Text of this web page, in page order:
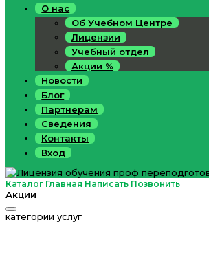
О нас
Об Учебном Центре
Лицензии
Учебный отдел
Акции %
Новости
Блог
Партнерам
Сведения
Контакты
Вход
Каталог Главная Написать Позвонить
Акции
категории услуг